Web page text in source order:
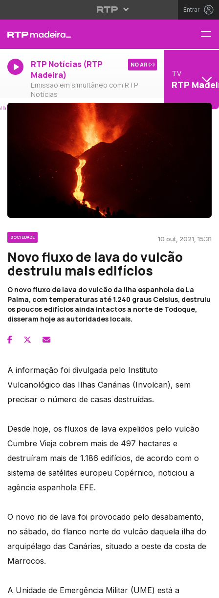
Entrar
RTP Notícias (RTP
Madeira)
Emissão em simultâneo com RTP
Notícias
NO AR
TV
RTP
SOCIEDADE 10 out, 2021, 15:31
Novo fluxo de lava do vulcão
destruiu mais edifícios
O novo fluxo de lava do vulcão da ilha espanhola de La
Palma, com temperaturas até 1.240 graus Celsius, destruiu
os poucos edifícios ainda intactos a norte de Todoque,
disseram hoje as autoridades locais.
A informação foi divulgada pelo Instituto
Vulcanológico das Ilhas Canárias (Involcan), sem
precisar o número de casas destruídas.
Desde hoje, os fluxos de lava expelidos pelo vulcão
Cumbre Vieja cobrem mais de 497 hectares e
destruíram mais de 1.186 edifícios, de acordo com o
sistema de satélites europeu Copérnico, noticiou a
agência espanhola EFE.
O novo rio de lava foi provocado pelo desabamento,
no sábado, do flanco norte do vulcão daquela ilha do
arquipélago das Canárias, situado a oeste da costa de
Marrocos.
A Unidade de Emergência Militar (UME) está a